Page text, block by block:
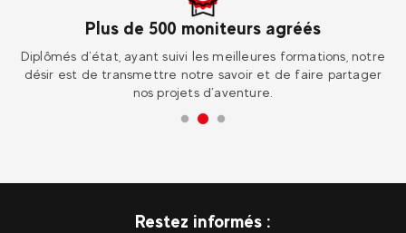
Plus de 500 moniteurs agréés
Diplômés d’état, ayant suivi les meilleures formations, notre
désir est de transmettre notre savoir et de faire partager
nos projets d’aventure.
Restez informés :